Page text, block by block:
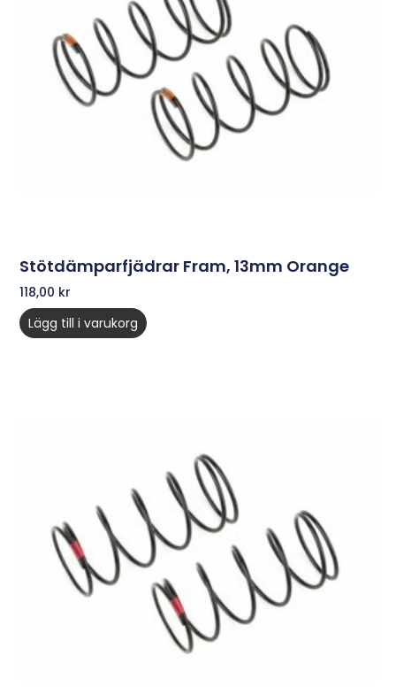
Stötdämparfjädrar Fram, 13mm Orange
118,00 kr
Lägg till i varukorg